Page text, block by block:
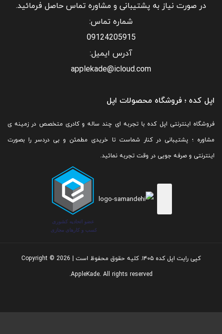
وزن :
۱۸۸ گرم (۱۸۸ grams)
در صورت نیاز به پشتیبانی و مشاوره تماس حاصل فرمائید.
شماره تماس:
09124205915
آدرس ایمیل:
applekade@icloud.com
اپل کده ؛ فروشگاه محصولات اپل
فروشگاه اینترنتی اپل کده با تجربه ای چند ساله و کادری متخصص در زمینه ی
مشاوره ؛ پشتیبانی در کنار شماست تا خریدی مطمئن و بی دردسر را بصورت
اینترنتی و صرفه جویی در وقت تجربه نمائید.
کپی رایت اپل کده ۱۴۰۵. کلیه حقوق محفوظ است | Copyright © 2026
AppleKade. All rights reserved.